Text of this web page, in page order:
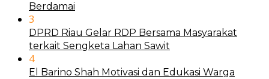
Berdamai
3
DPRD Riau Gelar RDP Bersama Masyarakat
terkait Sengketa Lahan Sawit
4
El Barino Shah Motivasi dan Edukasi Warga